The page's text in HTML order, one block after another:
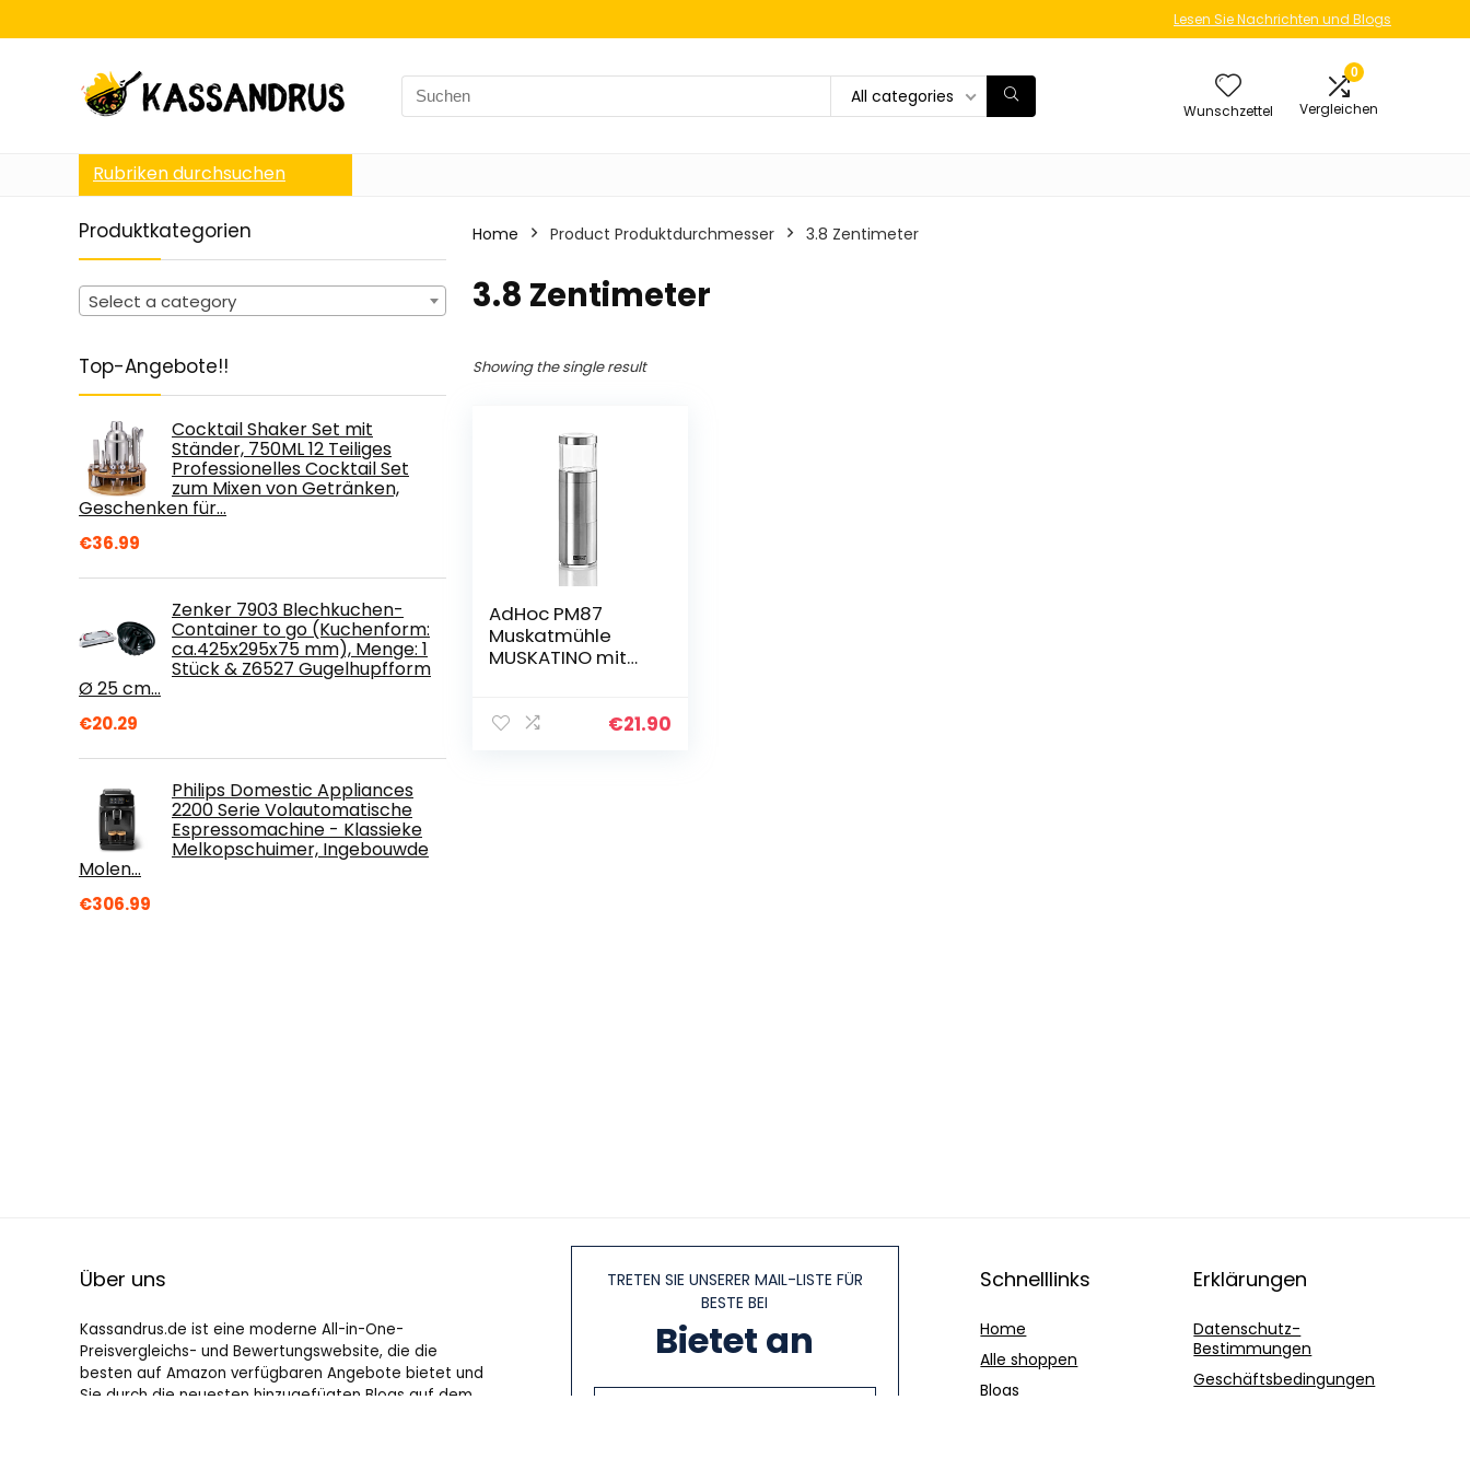
Lesen Sie Nachrichten und Blogs
Search
for:
All categories
Wunschzettel
0
Vergleichen
Rubriken durchsuchen
Produktkategorien
Select a category
Top-Angebote!!
Cocktail Shaker Set mit
Ständer, 750ML 12 Teiliges
Professionelles Cocktail Set
zum Mixen von Getränken,
Geschenken für…
€36.99
Zenker 7903 Blechkuchen-
Container to go (Kuchenform:
ca.425x295x75 mm), Menge: 1
Stück & Z6527 Gugelhupfform
Ø 25 cm…
€20.29
Philips Domestic Appliances
2200 Serie Volautomatische
Espressomachine - Klassieke
Melkopschuimer, Ingebouwde
Molen…
€306.99
Home Product Produktdurchmesser ‎3.8 Zentimeter
‎3.8 Zentimeter
Showing the single result
AdHoc PM87
Muskatmühle
MUSKATINO mit
Nuss),
€21.90
Über uns
Kassandrus.de ist eine moderne All-in-One-
Preisvergleichs- und Bewertungswebsite, die die
besten auf Amazon verfügbaren Angebote bietet und
Sie durch die neuesten hinzugefügten Blogs auf dem
TRETEN SIE UNSERER MAIL-LISTE FÜR
BESTE BEI
Bietet an
Schnelllinks
Home
Alle shoppen
Blogs
Erklärungen
Datenschutz-
Bestimmungen
Geschäftsbedingungen